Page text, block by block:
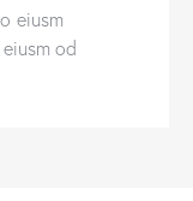
eiusm
od